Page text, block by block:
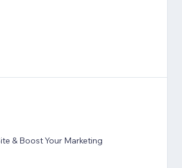
& Boost Your Marketing